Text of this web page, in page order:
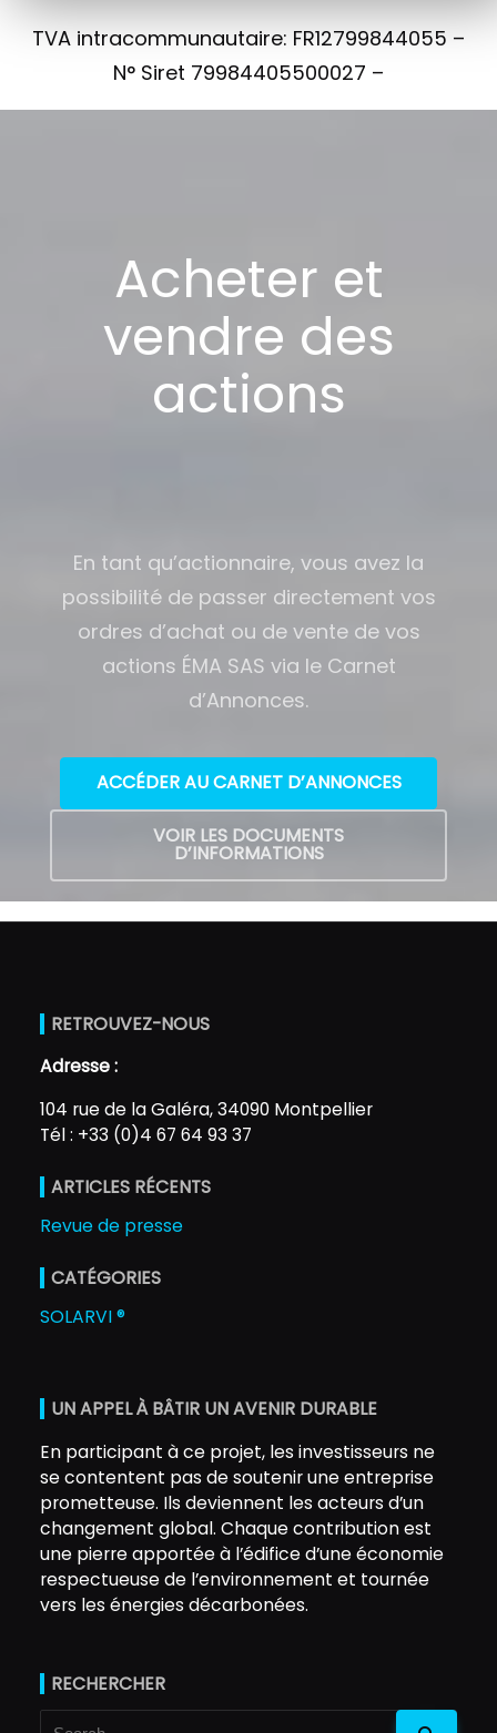
TVA intracommunautaire: FR12799844055 –
N° Siret 79984405500027 –
Acheter et
vendre des
actions
En tant qu’actionnaire, vous avez la
possibilité de passer directement vos
ordres d’achat ou de vente de vos
actions ÉMA SAS via le Carnet
d’Annonces.
ACCÉDER AU CARNET D’ANNONCES
VOIR LES DOCUMENTS
D’INFORMATIONS
RETROUVEZ-NOUS
Adresse :
104 rue de la Galéra, 34090 Montpellier
Tél : +33 (0)4 67 64 93 37
ARTICLES RÉCENTS
Revue de presse
CATÉGORIES
SOLARVI ®
UN APPEL À BÂTIR UN AVENIR DURABLE
En participant à ce projet, les investisseurs ne
se contentent pas de soutenir une entreprise
prometteuse. Ils deviennent les acteurs d’un
changement global. Chaque contribution est
une pierre apportée à l’édifice d’une économie
respectueuse de l’environnement et tournée
vers les énergies décarbonées.
RECHERCHER
Search